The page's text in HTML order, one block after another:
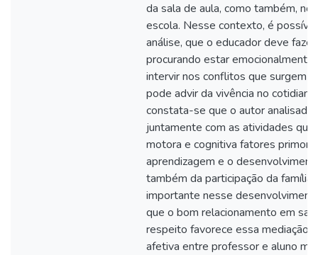
da sala de aula, como também, no
escola. Nesse contexto, é
análise, que o educador deve
procurando estar
intervir nos conflitos que surgem
pode advir da vivência no
constata-se que o autor analisado
juntamente com as atividades que
motora e cognitiva fatores
aprendizagem e o
também da participação da família
importante nesse
que o bom relacionamento em
respeito favorece essa mediação,
afetiva entre professor e aluno